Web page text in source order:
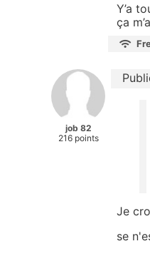
Y’a
ça
job 82
216 points
Je
se